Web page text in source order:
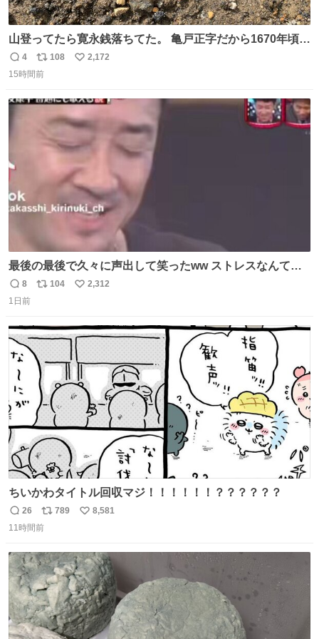
山登ってたら寛永銭落ちてた。 亀戸正字だから1670年頃に
鋳造されたもの。
返
信
4
リ
ポ
ト
108
い
数
2,172
15時間前
最後の最後で久々に声出して笑ったww ストレスなんて笑
って吹き飛ばせ！！ #水曜日のダウンタウン #大友康平
返
信
8
リ
ト
104
い
数
2,312
1日前
ちいかわタイトル回収マジ！！！！！！？？？？？？
返
信
26
リ
ポ
ト
数
789
い
数
8,581
11時間前